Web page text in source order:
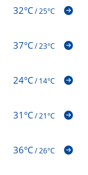
32°C/25°C
37°C/23°C
24°C/14°C
31°C/21°C
36°C/26°C